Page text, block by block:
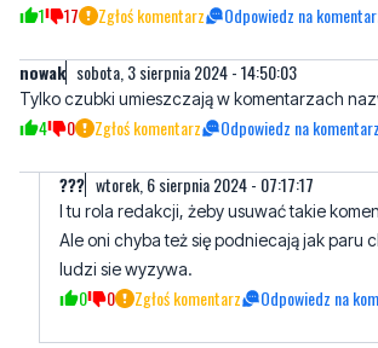
1 17 Zgłoś komentarz Odpowiedz na
nowak sobota, 3 sierpnia 2024 - 14:50:03
Tylko czubki umieszczają w komentarzach
4 0 Zgłoś komentarz Odpowiedz na komentarz
??? wtorek, 6 sierpnia 2024 - 07:17:17
I tu rola redakcji, żeby usuwać takie
Ale oni chyba też się podniecają jak paru
ludzi sie wyzywa.
0 0 Zgłoś komentarz Odpowiedz na